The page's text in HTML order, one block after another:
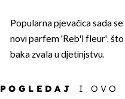
Popularna pjevačica sada
novi parfem 'Reb'l fleur', što
baka zvala u djetinjstvu.
POGLEDAJ I OVO